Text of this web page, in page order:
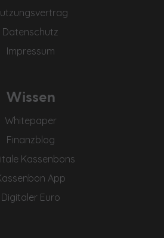
Datenschutz
Impressum
Wissen
Whitepaper
Finanzblog
Kassenbons
App
Digitaler Euro